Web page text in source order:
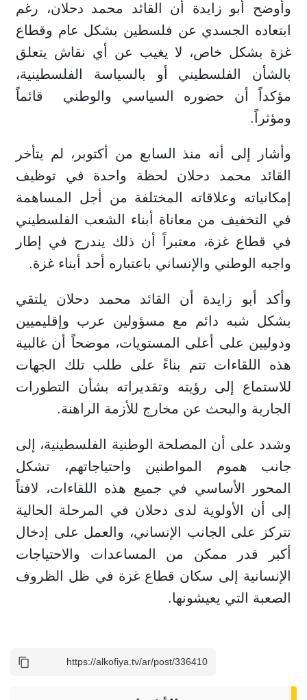
وأوضح أبو زايدة أن القائد محمد دحلان، رغم
ابتعاده الجسدي عن فلسطين بشكل عام وقطاع
غزة بشكل خاص، لا يغيب عن أي نقاش يتعلق
بالشأن الفلسطيني أو بالسياسة الفلسطينية،
مؤكداً أن حضوره السياسي والوطني قائماً
ومؤثراً.
وأشار إلى أنه منذ السابع من أكتوبر، لم يتأخر
القائد محمد دحلان لحظة واحدة في توظيف
إمكانياته وعلاقاته المختلفة من أجل المساهمة
في التخفيف من معاناة أبناء الشعب الفلسطيني
في قطاع غزة، معتبراً أن ذلك يندرج في إطار
واجبه الوطني والإنساني باعتباره أحد أبناء غزة.
وأكد أبو زايدة أن القائد محمد دحلان يلتقي
بشكل شبه دائم مع مسؤولين عرب وإقليميين
ودوليين على أعلى المستويات، موضحاً أن غالبية
هذه اللقاءات تتم بناءً على طلب تلك الجهات
للاستماع إلى رؤيته وتقديراته بشأن التطورات
الجارية والبحث عن مخارج للأزمة الراهنة.
وشدد على أن المصلحة الوطنية الفلسطينية، إلى
جانب هموم المواطنين واحتياجاتهم، تشكل
المحور الأساسي في جميع هذه اللقاءات، لافتاً
إلى أن الأولوية لدى دحلان في المرحلة الحالية
تتركز على الجانب الإنساني، والعمل على إدخال
أكبر قدر ممكن من المساعدات والاحتياجات
الإنسانية إلى سكان قطاع غزة في ظل الظروف
الصعبة التي يعيشونها.